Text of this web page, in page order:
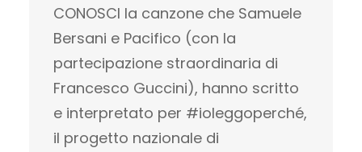
CONOSCI la canzone che Samuele
Bersani e Pacifico (con la
partecipazione straordinaria di
Francesco Guccini), hanno scritto
e interpretato per #ioleggoperché,
il progetto nazionale di